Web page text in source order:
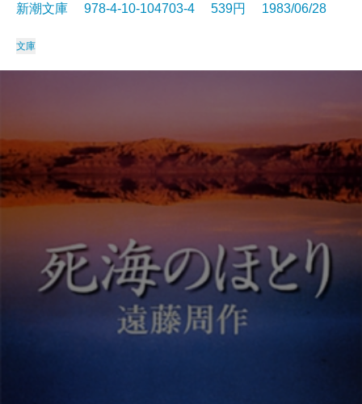
新潮文庫 978-4-10-104703-4 539円 1983/06/28
文庫